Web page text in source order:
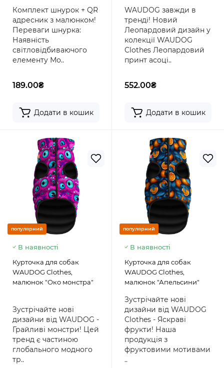
паспортом, кістка,
малюнок "Гранати"
Комплект шнурок + QR
адресник з малюнком!
Переваги шнурка:
Наявність
світловідбиваючого
елементу Мо..
189.00₴
Додати в кошик
WAUDOG завжди в
тренді! Новий
Леопардовий дизайн у
колекції WAUDOG
Clothes Леопардовий
принт асоці..
552.00₴
Додати в кошик
популярний
В наявності
Курточка для собак
WAUDOG Clothes,
малюнок "Око монстра"
Зустрічайте нові
дизайни від WAUDOG -
Грайливі монстри! Цей
тренд є частиною
глобального модного
тр..
популярний
В наявності
Курточка для собак
WAUDOG Clothes,
малюнок "Апельсини"
Зустрічайте нові
дизайни від WAUDOG
Clothes - Яскраві
фрукти! Наша
продукція з
фруктовими мотивами
..